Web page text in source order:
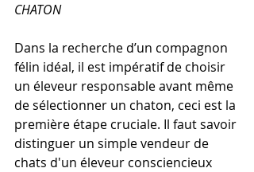
CHATON
Dans la recherche d’un compagnon
félin idéal, il est impératif de choisir
un éleveur responsable avant même
de sélectionner un chaton, ceci est la
première étape cruciale. Il faut savoir
distinguer un simple vendeur de
chats d'un éleveur consciencieux